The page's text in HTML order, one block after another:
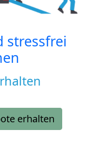
stressfrei
erhalten